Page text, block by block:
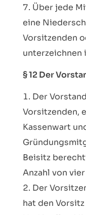
Über jede
eine
Vorsitzenden
unterzeichnen
§ 12 Der
Der
Vorsitzenden,
Kassenwart
Beisitz
Anzahl von
Der
hat den